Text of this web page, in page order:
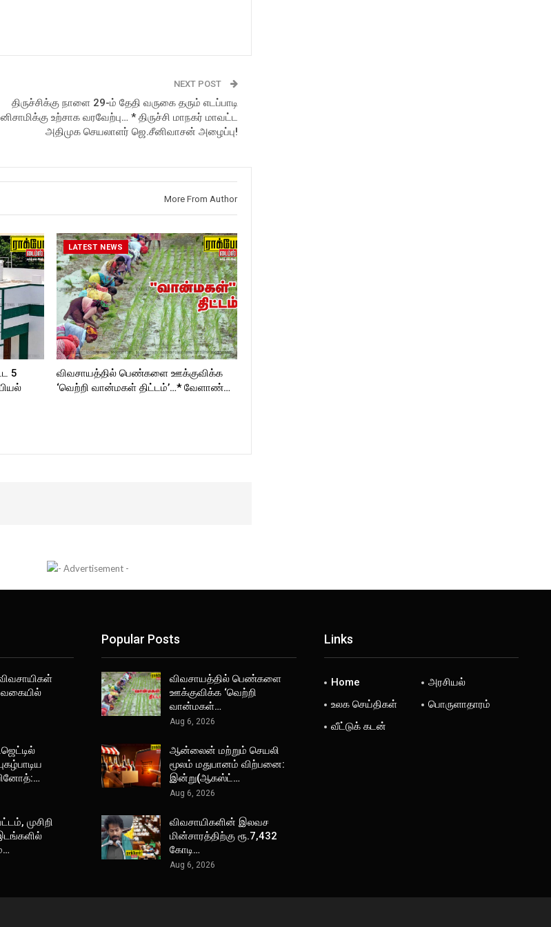
NEXT POST
திருச்சிக்கு நாளை 29-ம் தேதி வருகை தரும் எடப்பாடி
உற்சாக வரவேற்பு… * திருச்சி மாநகர் மாவட்ட
அதிமுக செயலாளர் ஜெ.சீனிவாசன் அழைப்பு!
More From Author
5
LATEST NEWS
விவசாயத்தில் பெண்களை ஊக்குவிக்க
‘வெற்றி வான்மகள் திட்டம்’…* வேளாண்…
முசிறி
Popular Posts
விவசாயத்தில் பெண்களை
ஊக்குவிக்க ‘வெற்றி
வான்மகள்…
Aug 6, 2026
ஆன்லைன் மற்றும் செயலி
மூலம் மதுபானம் விற்பனை:
இன்று(ஆகஸ்ட்…
Aug 6, 2026
விவசாயிகளின் இலவச
மின்சாரத்திற்கு ரூ.7,432
கோடி…
Aug 6, 2026
Links
Home
அரசியல்
உலக செய்திகள்
பொருளாதாரம்
வீட்டுக் கடன்